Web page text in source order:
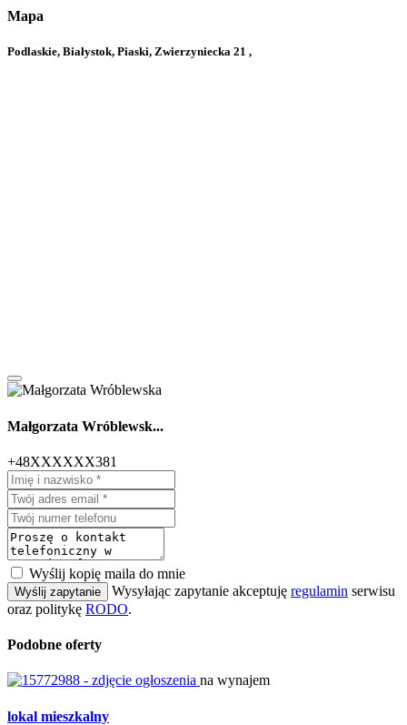
Mapa
Podlaskie, Białystok, Piaski, Zwierzyniecka 21 ,
Małgorzata Wróblewsk...
+48XXXXXX381
Wyślij kopię maila do mnie
Wyślij zapytanie Wysyłając zapytanie akceptuję regulamin serwisu
oraz politykę RODO.
Podobne oferty
na wynajem
lokal mieszkalny